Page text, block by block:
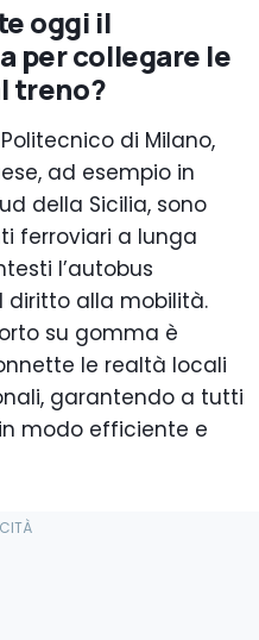
oggi il
per collegare le
treno?
di Milano,
ad esempio in
della Sicilia, sono
ferroviari a lunga
l’autobus
diritto alla mobilità.
su gomma è
le realtà locali
garantendo a tutti
modo efficiente e